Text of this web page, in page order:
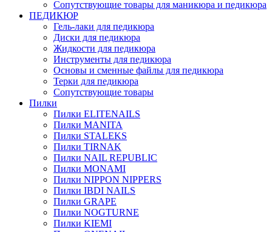
Сопутствующие товары для маникюра и педикюра
ПЕДИКЮР
Гель-лаки для педикюра
Диски для педикюра
Жидкости для педикюра
Инструменты для педикюра
Основы и сменные файлы для педикюра
Терки для педикюра
Сопутствующие товары
Пилки
Пилки ELITENAILS
Пилки MANITA
Пилки STALEKS
Пилки TIRNAK
Пилки NAIL REPUBLIC
Пилки MONAMI
Пилки NIPPON NIPPERS
Пилки IBDI NAILS
Пилки GRAPE
Пилки NOGTURNE
Пилки KIEMI